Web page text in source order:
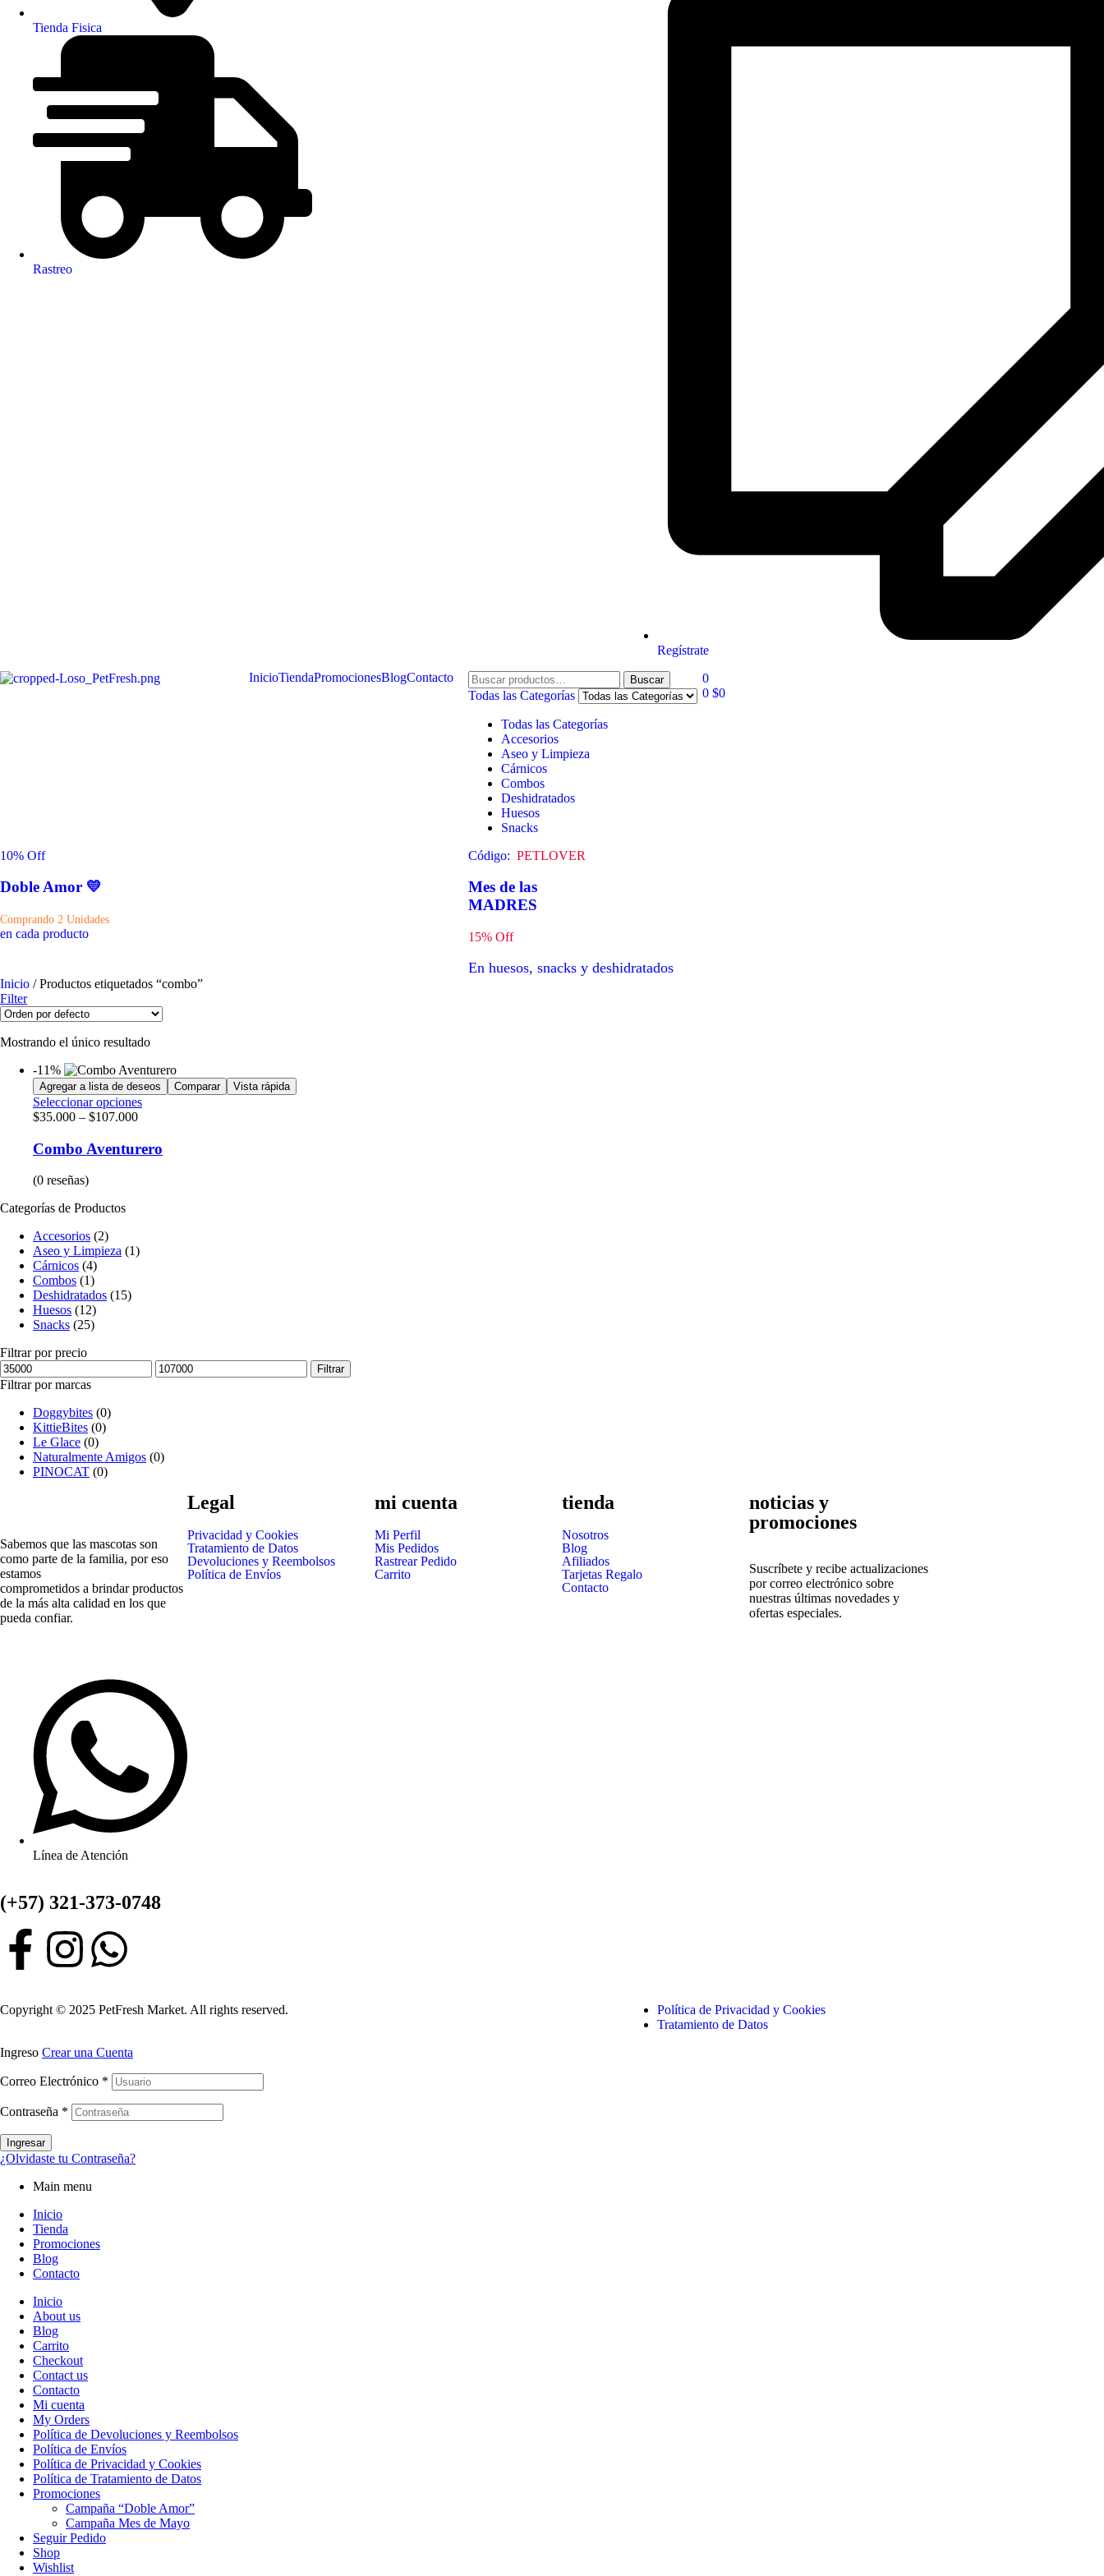
Tienda Fisica
Rastreo
Regístrate
InicioTiendaPromocionesBlogContacto Buscar
Todas las Categorías
Todas las Categorías
Accesorios
Aseo y Limpieza
Cárnicos
Combos
Deshidratados
Huesos
Snacks
0
0 $0
10% Off
Doble Amor 💛
Comprando 2 Unidades
en cada producto
Código: PETLOVER
Mes de las
MADRES
15% Off
En huesos, snacks y deshidratados
Inicio / Productos etiquetados “combo”
Filter
Mostrando el único resultado
-11%
Agregar a lista de deseos Comparar Vista rápida
Seleccionar opciones
$35.000 – $107.000
Combo Aventurero
(0 reseñas)
Categorías de Productos
Accesorios (2)
Aseo y Limpieza (1)
Cárnicos (4)
Combos (1)
Deshidratados (15)
Huesos (12)
Snacks (25)
Filtrar por precio
Filtrar
Filtrar por marcas
Doggybites (0)
KittieBites (0)
Le Glace (0)
Naturalmente Amigos (0)
PINOCAT (0)
Sabemos que las mascotas son
como parte de la familia, por eso
estamos
comprometidos a brindar productos
de la más alta calidad en los que
pueda confiar.
Línea de Atención
(+57) 321-373-0748
Legal
Privacidad y Cookies
Tratamiento de Datos
Devoluciones y Reembolsos
Política de Envíos
mi cuenta
Mi Perfil
Mis Pedidos
Rastrear Pedido
Carrito
tienda
Nosotros
Blog
Afiliados
Tarjetas Regalo
Contacto
noticias y
promociones
Suscríbete y recibe actualizaciones
por correo electrónico sobre
nuestras últimas novedades y
ofertas especiales.
Copyright © 2025 PetFresh Market. All rights reserved.
Política de Privacidad y Cookies
Tratamiento de Datos
Ingreso Crear una Cuenta
Correo Electrónico *
Contraseña *
Ingresar
¿Olvidaste tu Contraseña?
Main menu
Inicio
Tienda
Promociones
Blog
Contacto
Inicio
About us
Blog
Carrito
Checkout
Contact us
Contacto
Mi cuenta
My Orders
Política de Devoluciones y Reembolsos
Política de Envíos
Política de Privacidad y Cookies
Política de Tratamiento de Datos
Promociones
Campaña “Doble Amor”
Campaña Mes de Mayo
Seguir Pedido
Shop
Wishlist